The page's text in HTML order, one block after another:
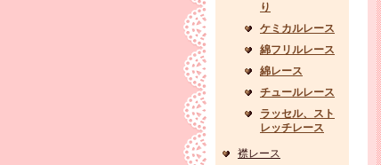
り
ケミカルレース
綿フリルレース
綿レース
チュールレース
ラッセル、スト
レッチレース
襟レース